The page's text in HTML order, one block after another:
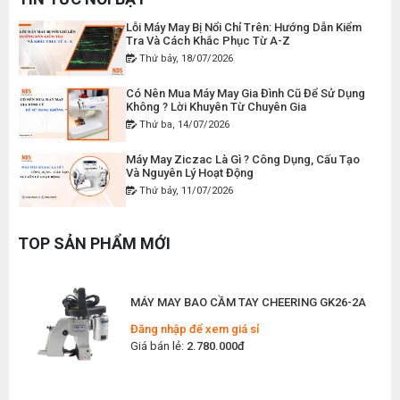
Lỗi Máy May Bị Nổi Chỉ Trên: Hướng Dẫn Kiểm
Tra Và Cách Khắc Phục Từ A-Z
Thứ bảy, 18/07/2026
Có Nên Mua Máy May Gia Đình Cũ Để Sử Dụng
Không ? Lời Khuyên Từ Chuyên Gia
Thứ ba, 14/07/2026
Máy May Ziczac Là Gì ? Công Dụng, Cấu Tạo
Và Nguyên Lý Hoạt Động
Thứ bảy, 11/07/2026
Đúng Kỹ Thuật
Hóa Giúp Xưởng May Tăng Năng Suất
Thứ bảy, 04/07/2026
TOP SẢN PHẨM MỚI
Đăng nhập để xem giá sỉ
Giá bán lẻ: 2.400.000đ
MÁY MAY BAO CẦM TAY GK9-500 KHÔNG BÌNH
DẦU
Giá bán lẻ:
MÁY MAY BAO CẦM TAY CHEERING GK26-2A
Đăng nhập để xem giá sỉ
Giá bán lẻ: 2.780.000đ